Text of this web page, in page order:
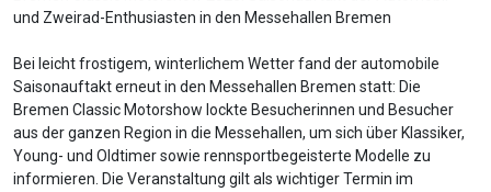
und Zweirad-Enthusiasten in den Messehallen Bremen
Bei leicht frostigem, winterlichem Wetter fand der automobile
Saisonauftakt erneut in den Messehallen Bremen statt: Die
Bremen Classic Motorshow lockte Besucherinnen und Besucher
aus der ganzen Region in die Messehallen, um sich über Klassiker,
Young- und Oldtimer sowie rennsportbegeisterte Modelle zu
informieren. Die Veranstaltung gilt als wichtiger Termin im